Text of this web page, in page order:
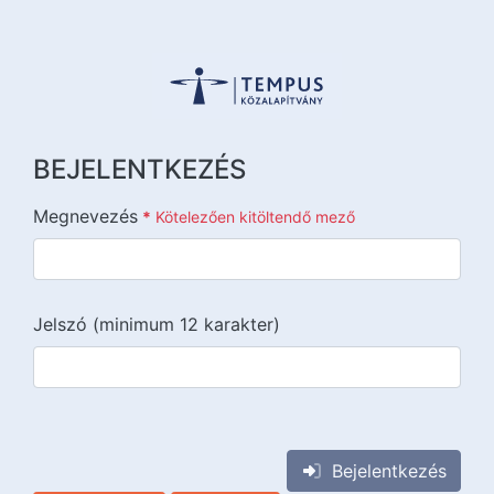
BEJELENTKEZÉS
Megnevezés * Kötelezően kitöltendő mező
Jelszó (minimum 12 karakter)
Bejelentkezés